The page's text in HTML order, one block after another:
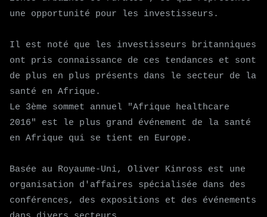
une opportunité pour les investisseurs.
Il est noté que les investisseurs britanniques
ont pris connaissance de ces tendances et sont
de plus en plus présents dans le secteur de la
santé en Afrique.
Le 3ème sommet annuel "Afrique healthcare
2016" est le plus grand événement de la santé
en Afrique qui se tient en Europe.
Basée au Royaume-Uni, Oliver Kinross est une
organisation d'affaires spécialisée dans des
conférences, des expositions et des événements
.